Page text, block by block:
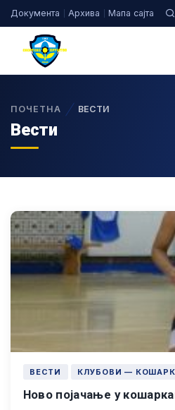
Документа Архива Мапа сајта
ПОЧЕТНА ВЕСТИ
Вести
ВЕСТИ КЛУБОВИ —
Ново појачање у